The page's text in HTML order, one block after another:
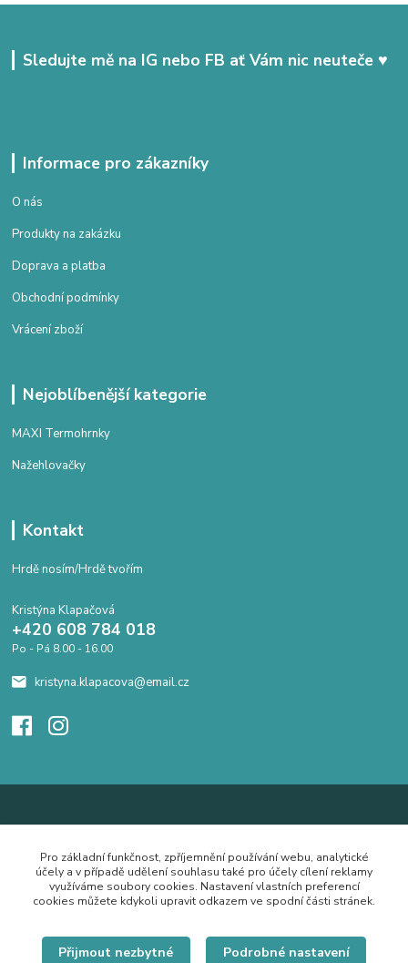
Sledujte mě na IG nebo FB ať Vám nic neuteče ♥
Informace pro zákazníky
O nás
Produkty na zakázku
Doprava a platba
Obchodní podmínky
Vrácení zboží
Nejoblíbenější kategorie
MAXI Termohrnky
Nažehlovačky
Kontakt
Hrdě nosím/Hrdě tvořím
Kristýna Klapačová
+420 608 784 018
Po - Pá 8.00 - 16.00
kristyna.klapacova@email.cz
Pro základní funkčnost, zpříjemnění používání webu, analytické
účely a v případě udělení souhlasu také pro účely cílení reklamy
využíváme soubory cookies. Nastavení vlastních preferencí
cookies můžete kdykoli upravit odkazem ve spodní části stránek.
Přijmout nezbytné Podrobné nastavení